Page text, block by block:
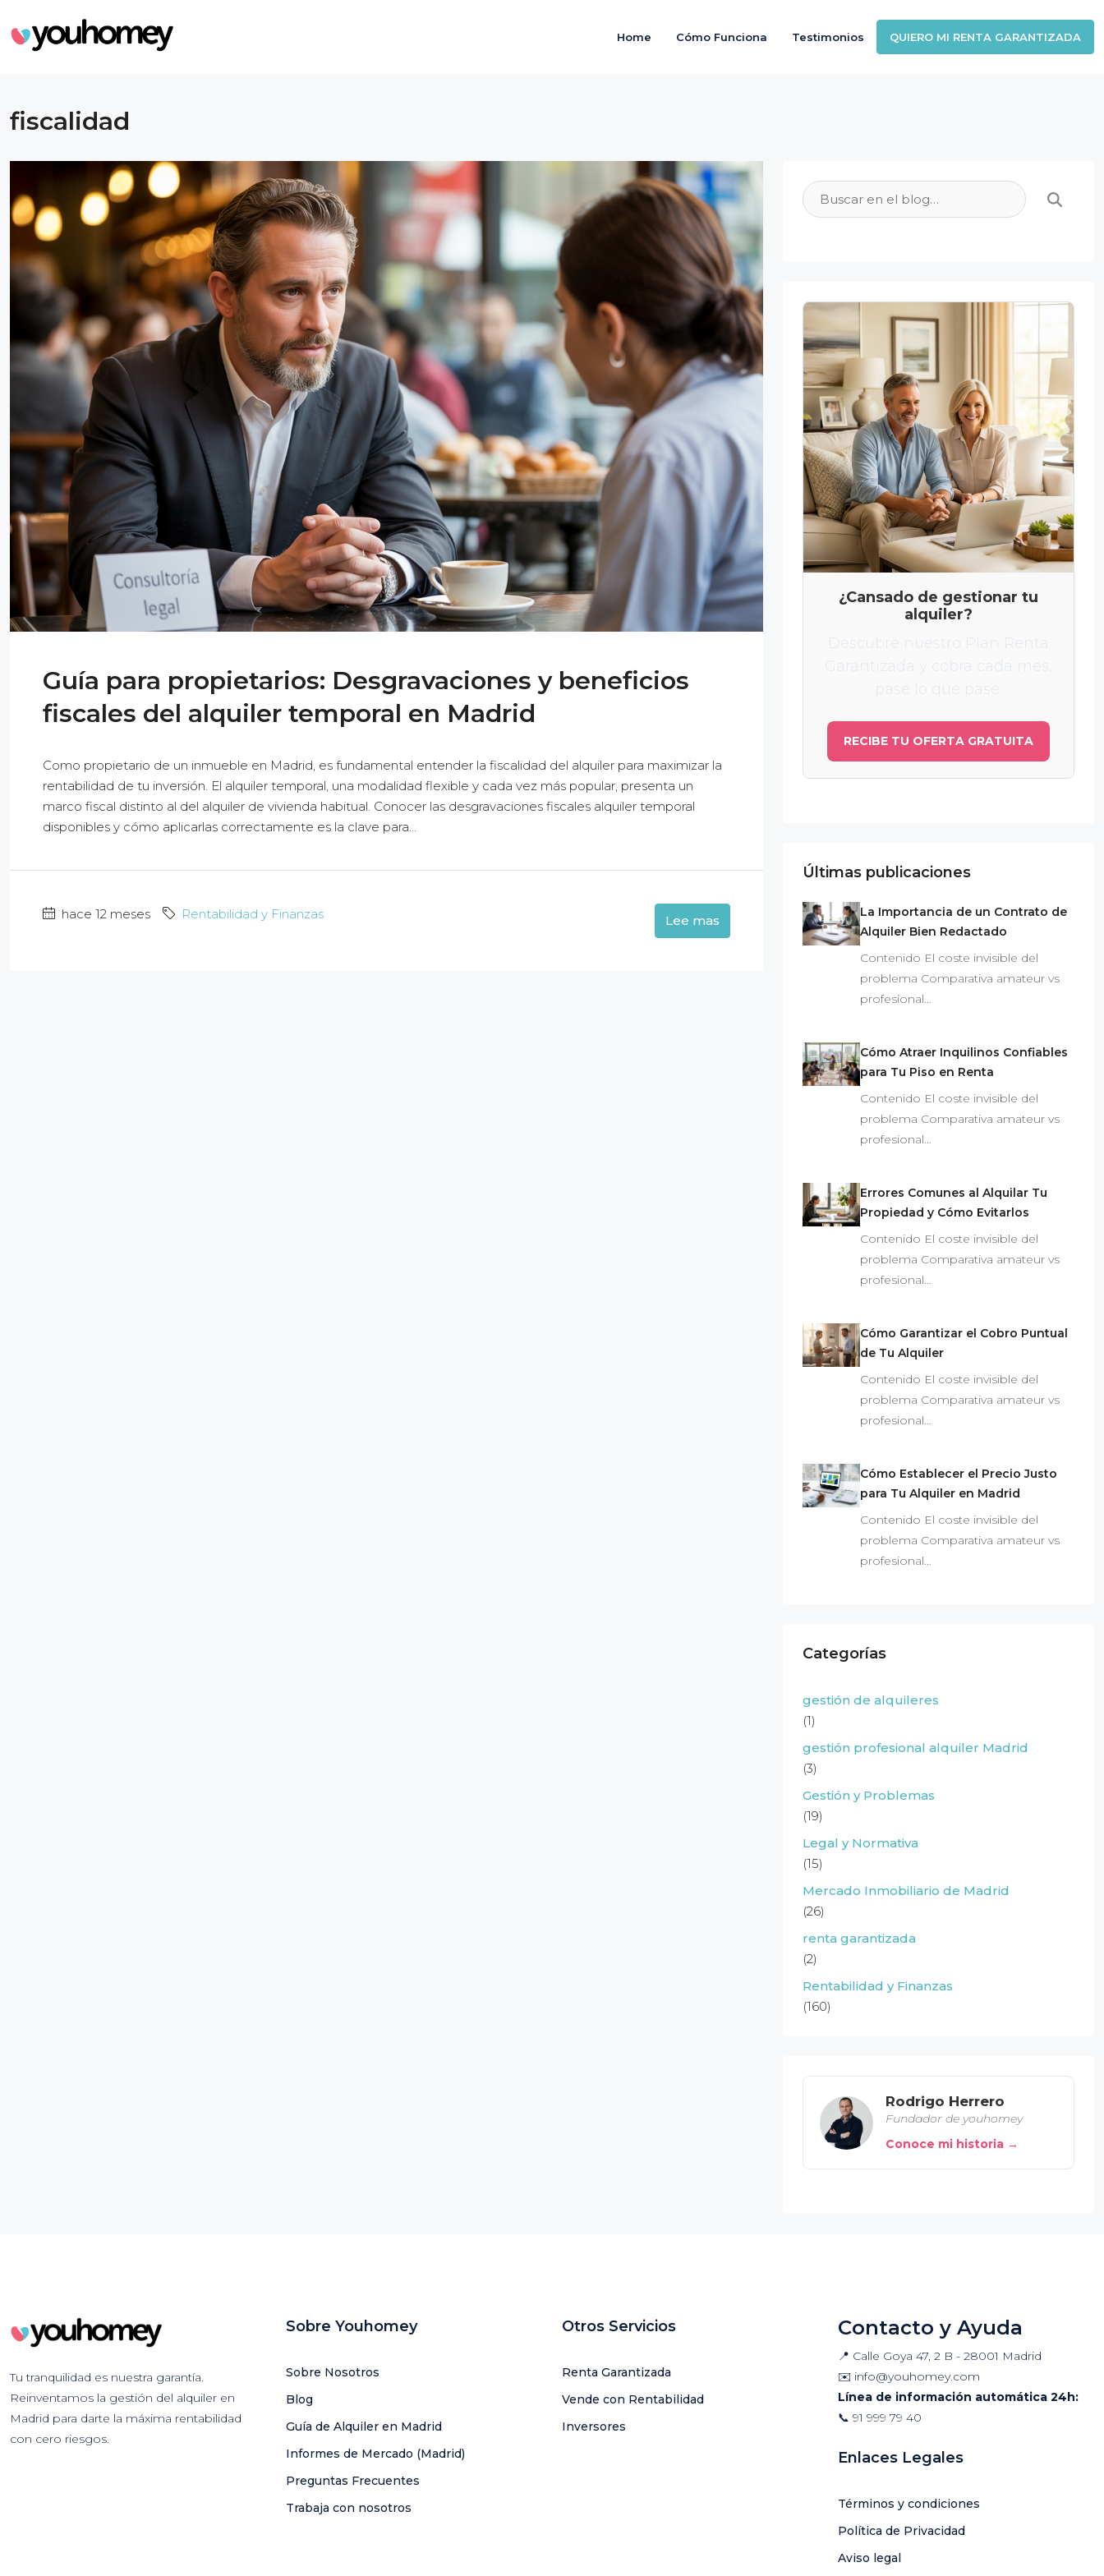
Home Cómo Funciona Testimonios QUIERO MI RENTA GARANTIZADA
fiscalidad
Guía para propietarios: Desgravaciones y beneficios
fiscales del alquiler temporal en Madrid
Como propietario de un inmueble en Madrid, es fundamental entender la fiscalidad del alquiler para maximizar la
rentabilidad de tu inversión. El alquiler temporal, una modalidad flexible y cada vez más popular, presenta un
marco fiscal distinto al del alquiler de vivienda habitual. Conocer las desgravaciones fiscales alquiler temporal
disponibles y cómo aplicarlas correctamente es la clave para...
hace 12 meses Rentabilidad y Finanzas Lee mas
¿Cansado de gestionar tu
alquiler?
RECIBE TU OFERTA GRATUITA
Últimas publicaciones
La Importancia de un Contrato de
Alquiler Bien Redactado
Contenido El coste invisible del
problema Comparativa amateur vs
profesional…
Cómo Atraer Inquilinos Confiables
para Tu Piso en Renta
Contenido El coste invisible del
problema Comparativa amateur vs
profesional…
Errores Comunes al Alquilar Tu
Propiedad y Cómo Evitarlos
Contenido El coste invisible del
problema Comparativa amateur vs
profesional…
Cómo Garantizar el Cobro Puntual
de Tu Alquiler
Contenido El coste invisible del
problema Comparativa amateur vs
profesional…
Cómo Establecer el Precio Justo
para Tu Alquiler en Madrid
Contenido El coste invisible del
problema Comparativa amateur vs
profesional…
Categorías
gestión de alquileres
(1)
gestión profesional alquiler Madrid
(3)
Gestión y Problemas
(19)
Legal y Normativa
(15)
Mercado Inmobiliario de Madrid
(26)
renta garantizada
(2)
Rentabilidad y Finanzas
(160)
Rodrigo Herrero
Fundador de youhomey
Conoce mi historia →
Tu tranquilidad es nuestra garantía.
Reinventamos la gestión del alquiler en
Madrid para darte la máxima rentabilidad
con cero riesgos.
Sobre Youhomey
Sobre Nosotros
Blog
Guía de Alquiler en Madrid
Informes de Mercado (Madrid)
Preguntas Frecuentes
Trabaja con nosotros
Otros Servicios
Renta Garantizada
Vende con Rentabilidad
Inversores
Contacto y Ayuda
📍 Calle Goya 47, 2 B - 28001 Madrid
✉️ info@youhomey.com
Línea de información automática 24h:
📞 91 999 79 40
Enlaces Legales
Términos y condiciones
Política de Privacidad
Aviso legal